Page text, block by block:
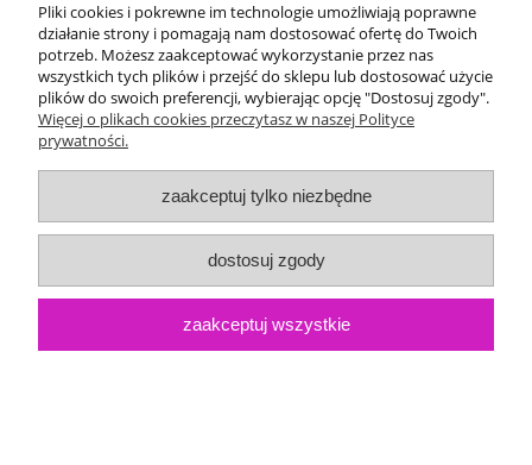
Kalendarz 1- planszowy 320x450mm ze zdjęciem -
wzór 26
Pliki cookies i pokrewne im technologie umożliwiają poprawne
działanie strony i pomagają nam dostosować ofertę do Twoich
potrzeb. Możesz zaakceptować wykorzystanie przez nas
wszystkich tych plików i przejść do sklepu lub dostosować użycie
plików do swoich preferencji, wybierając opcję "Dostosuj zgody".
Więcej o plikach cookies przeczytasz w naszej Polityce
prywatności.
zaakceptuj tylko niezbędne
dostosuj zgody
zaakceptuj wszystkie